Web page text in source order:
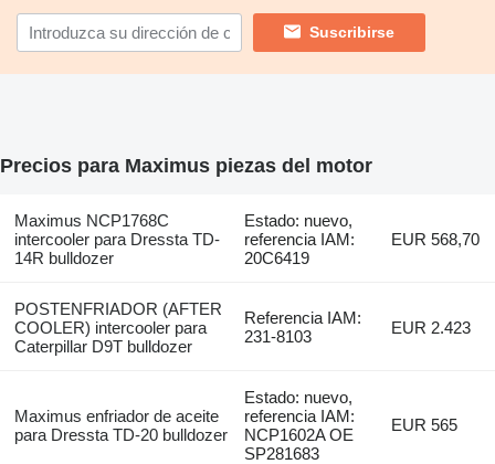
Suscribirse
Precios para Maximus piezas del motor
Maximus NCP1768C
intercooler para Dressta TD-
14R bulldozer
Estado: nuevo,
referencia IAM:
20C6419
EUR 568,70
POSTENFRIADOR (AFTER
COOLER) intercooler para
Caterpillar D9T bulldozer
Referencia IAM:
231-8103
EUR 2.423
Maximus enfriador de aceite
para Dressta TD-20 bulldozer
Estado: nuevo,
referencia IAM:
NCP1602A OE
SP281683
EUR 565